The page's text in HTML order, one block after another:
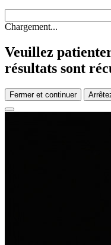
Chargement...
Veuillez
résultats sont
Fermer et continuer